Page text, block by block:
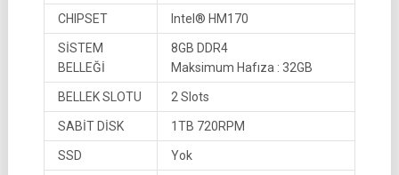
CHIPSET Intel® HM170
SİSTEM
BELLEĞİ
8GB DDR4
Maksimum Hafıza : 32GB
BELLEK SLOTU 2 Slots
SABİT DİSK 1TB 720RPM
SSD Yok